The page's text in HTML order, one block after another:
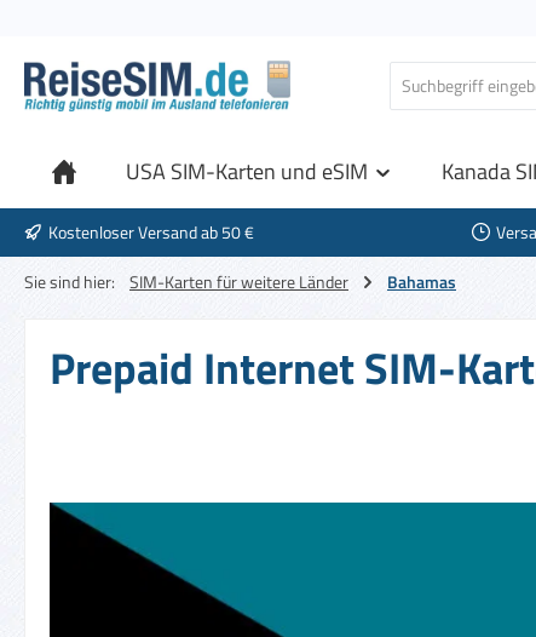
USA SIM-Karten und eSIM Kanada
Kostenloser Versand ab 50 €
Sie sind hier:
SIM-Karten für weitere Länder Bahamas
Prepaid Internet SIM-